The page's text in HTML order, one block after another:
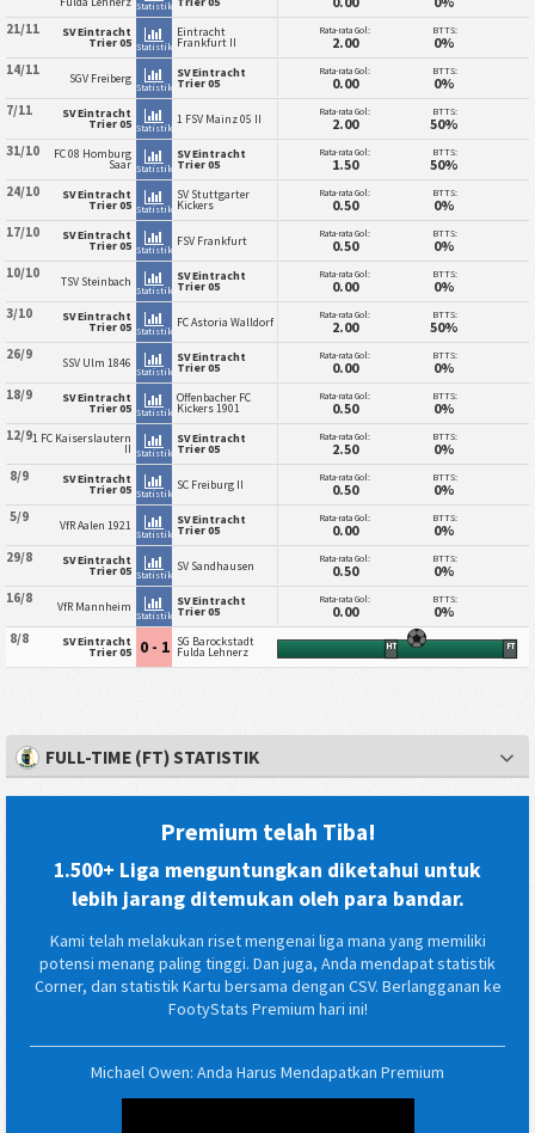
Statistik
21/11 SV Eintracht
Trier 05 Statistik
Eintracht
Frankfurt II
Rata-rata Gol:
2.00
BTTS:
0%
14/11 SGV Freiberg
Statistik
SV Eintracht
Trier 05
Rata-rata Gol:
0.00
BTTS:
0%
7/11 SV Eintracht
Trier 05 Statistik
1 FSV Mainz 05 II Rata-rata Gol:
2.00
BTTS:
50%
31/10 FC 08 Homburg
Saar Statistik
SV Eintracht
Trier 05
Rata-rata Gol:
1.50
BTTS:
50%
24/10 SV Eintracht
Trier 05 Statistik
SV Stuttgarter
Kickers
Rata-rata Gol:
0.50
BTTS:
0%
17/10 SV Eintracht
Trier 05 Statistik
FSV Frankfurt Rata-rata Gol:
0.50
BTTS:
0%
10/10 TSV Steinbach
Statistik
SV Eintracht
Trier 05
Rata-rata Gol:
0.00
BTTS:
0%
3/10 SV Eintracht
Trier 05 Statistik
FC Astoria Walldorf Rata-rata Gol:
2.00
BTTS:
50%
26/9 SSV Ulm 1846
Statistik
SV Eintracht
Trier 05
Rata-rata Gol:
0.00
BTTS:
0%
18/9 SV Eintracht
Trier 05 Statistik
Offenbacher FC
Kickers 1901
Rata-rata Gol:
0.50
BTTS:
0%
12/91 FC Kaiserslautern
II Statistik
SV Eintracht
Trier 05
Rata-rata Gol:
2.50
BTTS:
0%
8/9 SV Eintracht
Trier 05 Statistik
SC Freiburg II Rata-rata Gol:
0.50
BTTS:
0%
5/9 VfR Aalen 1921
Statistik
SV Eintracht
Trier 05
Rata-rata Gol:
0.00
BTTS:
0%
29/8 SV Eintracht
Trier 05 Statistik
SV Sandhausen Rata-rata Gol:
0.50
BTTS:
0%
16/8 VfR Mannheim
Statistik
SV Eintracht
Trier 05
Rata-rata Gol:
0.00
BTTS:
0%
8/8 SV Eintracht
Trier 05 0 - 1 SG Barockstadt
Fulda Lehnerz HT FT
FULL-TIME (FT) STATISTIK
Premium telah Tiba!
1.500+ Liga menguntungkan diketahui untuk
lebih jarang ditemukan oleh para bandar.
Kami telah melakukan riset mengenai liga mana yang memiliki
potensi menang paling tinggi. Dan juga, Anda mendapat statistik
Corner, dan statistik Kartu bersama dengan CSV. Berlangganan ke
FootyStats Premium hari ini!
Michael Owen: Anda Harus Mendapatkan Premium